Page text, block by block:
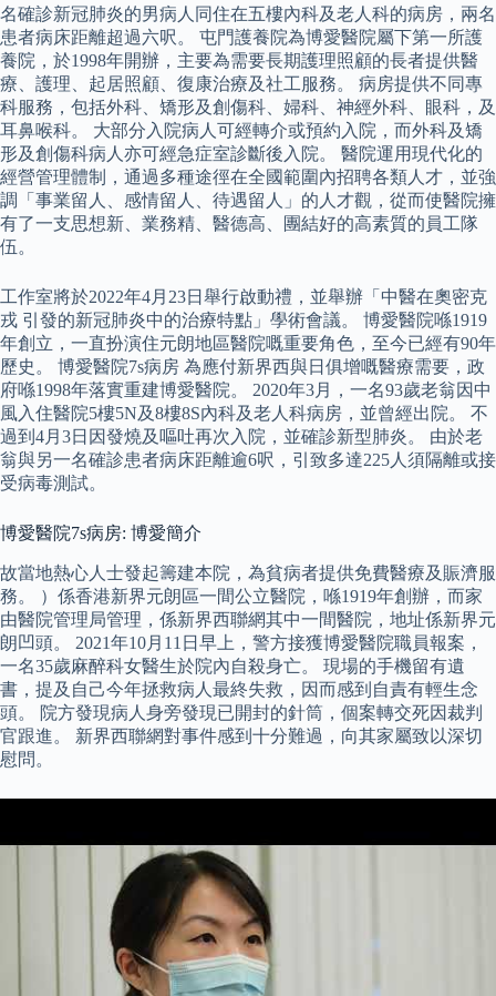
名確診新冠肺炎的男病人同住在五樓內科及老人科的病房，兩名
患者病床距離超過六呎。 屯門護養院為博愛醫院屬下第一所護
養院，於1998年開辦，主要為需要長期護理照顧的長者提供醫
療、護理、起居照顧、復康治療及社工服務。 病房提供不同專
科服務，包括外科、矯形及創傷科、婦科、神經外科、眼科，及
耳鼻喉科。 大部分入院病人可經轉介或預約入院，而外科及矯
形及創傷科病人亦可經急症室診斷後入院。 醫院運用現代化的
經營管理體制，通過多種途徑在全國範圍內招聘各類人才，並強
調「事業留人、感情留人、待遇留人」的人才觀，從而使醫院擁
有了一支思想新、業務精、醫德高、團結好的高素質的員工隊
伍。
工作室將於2022年4月23日舉行啟動禮，並舉辦「中醫在奧密克
戎 引發的新冠肺炎中的治療特點」學術會議。 博愛醫院喺1919
年創立，一直扮演住元朗地區醫院嘅重要角色，至今已經有90年
歷史。 博愛醫院7s病房 為應付新界西與日俱增嘅醫療需要，政
府喺1998年落實重建博愛醫院。 2020年3月，一名93歲老翁因中
風入住醫院5樓5N及8樓8S內科及老人科病房，並曾經出院。 不
過到4月3日因發燒及嘔吐再次入院，並確診新型肺炎。 由於老
翁與另一名確診患者病床距離逾6呎，引致多達225人須隔離或接
受病毒測試。
博愛醫院7s病房: 博愛簡介
故當地熱心人士發起籌建本院，為貧病者提供免費醫療及賑濟服
務。 ）係香港新界元朗區一間公立醫院，喺1919年創辦，而家
由醫院管理局管理，係新界西聯網其中一間醫院，地址係新界元
朗凹頭。 2021年10月11日早上，警方接獲博愛醫院職員報案，
一名35歲麻醉科女醫生於院內自殺身亡。 現場的手機留有遺
書，提及自己今年拯救病人最終失救，因而感到自責有輕生念
頭。 院方發現病人身旁發現已開封的針筒，個案轉交死因裁判
官跟進。 新界西聯網對事件感到十分難過，向其家屬致以深切
慰問。